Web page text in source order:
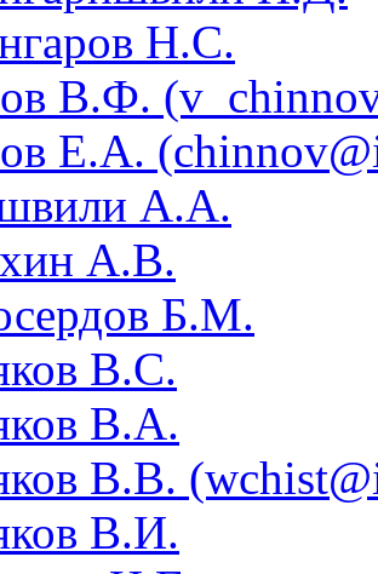
Н.С.
В.Ф.
Е.А.
А.А.
А.В.
Б.М.
В.С.
В.А.
В.В.
В.И.